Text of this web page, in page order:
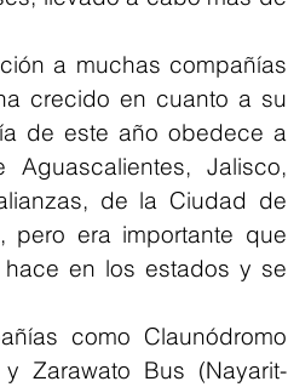
a muchas compañías
crecido en cuanto a su
de este año obedece a
Jalisco,
de la Ciudad de
pero era importante que
en los estados y se
como Claunódromo
Zarawato Bus (Nayarit-